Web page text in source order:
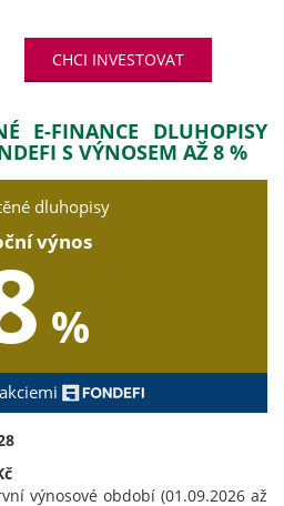
CHCI INVESTOVAT
E-FINANCE DLUHOPISY
S VÝNOSEM AŽ 8 %
dluhopisy
výnos
%
výnosové období (01.09.2026 až